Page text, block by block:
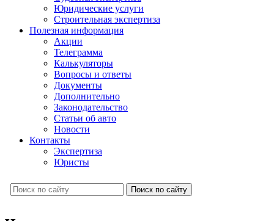
Юридические услуги
Строительная экспертиза
Полезная информация
Акции
Телеграмма
Калькуляторы
Вопросы и ответы
Документы
Дополнительно
Законодательство
Статьи об авто
Новости
Контакты
Экспертиза
Юристы
Поиск по сайту